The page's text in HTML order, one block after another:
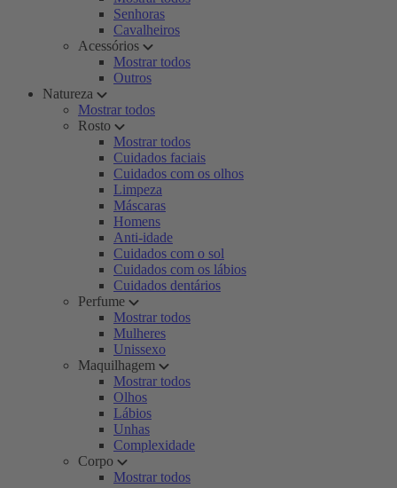
Senhoras
Cavalheiros
Acessórios
Mostrar todos
Outros
Natureza
Mostrar todos
Rosto
Mostrar todos
Cuidados faciais
Cuidados com os olhos
Limpeza
Máscaras
Homens
Anti-idade
Cuidados com o sol
Cuidados com os lábios
Cuidados dentários
Perfume
Mostrar todos
Mulheres
Unissexo
Maquilhagem
Mostrar todos
Olhos
Lábios
Unhas
Complexidade
Corpo
Mostrar todos